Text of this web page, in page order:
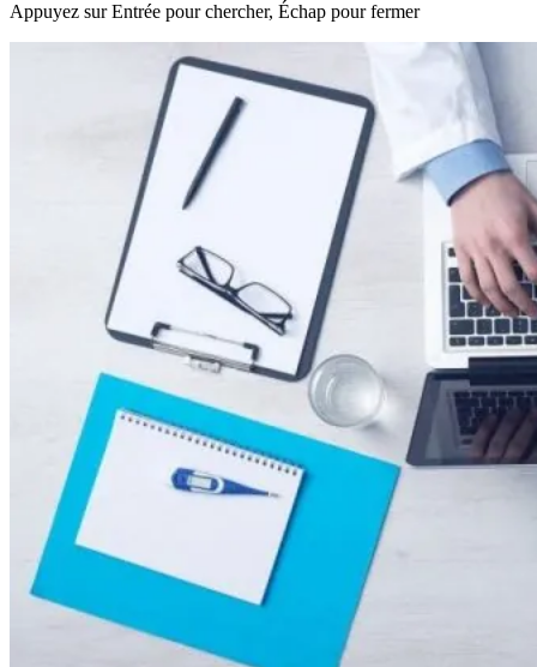
Appuyez sur Entrée pour chercher, Échap pour fermer